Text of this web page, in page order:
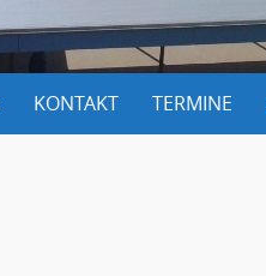
KONTAKT TERMINE